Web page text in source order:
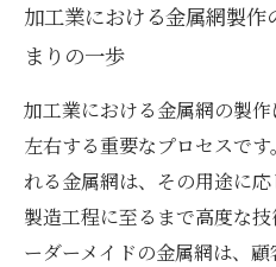
と多様化への挑戦
加工業の未来を創るオ
めと業界への影響
多様な金属網製作技術
基本知識
加工業で求められる安
属網製作の技術ポイン
加工業における金属網製
まりの一歩
加工業における金属網の製
左右する重要なプロセスで
れる金属網は、その用途に応
製造工程に至るまで高度な
ーダーメイドの金属網は、